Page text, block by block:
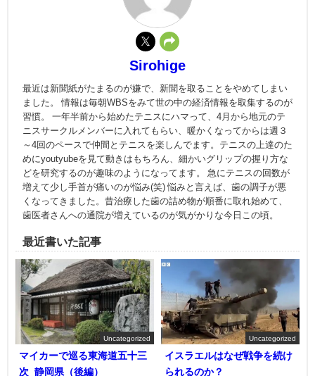
Sirohige
最近は新聞紙がたまるのが嫌で、新聞を取ることをやめてしまい
ました。 情報は毎朝WBSをみて世の中の経済情報を取集するのが
習慣。 一年半前から始めたテニスにハマって、4月から地元のテ
ニスサークルメンバーに入れてもらい、暖かくなってからは週３
～4回のペースで仲間とテニスを楽しんでます。テニスの上達のた
めにyoutyubeを見て動きはもちろん、細かいグリップの握り方な
どを研究するのが趣味のようになってます。 急にテニスの回数が
増えて少し手首が痛いのが悩み(笑) 悩みと言えば、歯の調子が悪
くなってきました。昔治療した歯の詰め物が順番に取れ始めて、
歯医者さんへの通院が増えているのが気がかりな今日この頃。
最近書いた記事
Uncategorized
マイカーで巡る東海道五十三
次_静岡県（後編）
Uncategorized
イスラエルはなぜ戦争を続け
られるのか？